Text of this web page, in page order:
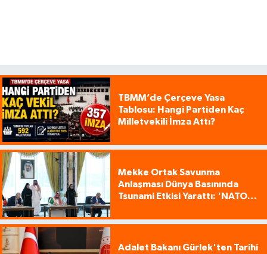
TBMM’de Çerçeve Yasa
Tablosu: Hangi Partiden Kaç
Milletvekili İmza Attı?
Mekke Ortak Savunma
Anlaşması Dünya Basınında
Tsunami Etkisi Yarattı: 'NATO
Adalet Bakanı Gürlek'ten Tarihi